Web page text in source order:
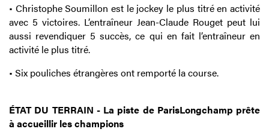
• Christophe Soumillon est le jockey le plus titré en activité
avec 5 victoires. L’entraîneur Jean-Claude Rouget peut lui
aussi revendiquer 5 succès, ce qui en fait l’entraîneur en
activité le plus titré.
• Six pouliches étrangères ont remporté la course.
ÉTAT DU TERRAIN - La piste de ParisLongchamp prête
à accueillir les champions